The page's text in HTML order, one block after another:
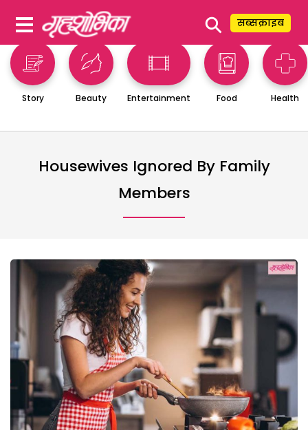
⚲ सब्सक्राइब
Story Beauty Entertainment Food Health
Housewives Ignored By Family
Members